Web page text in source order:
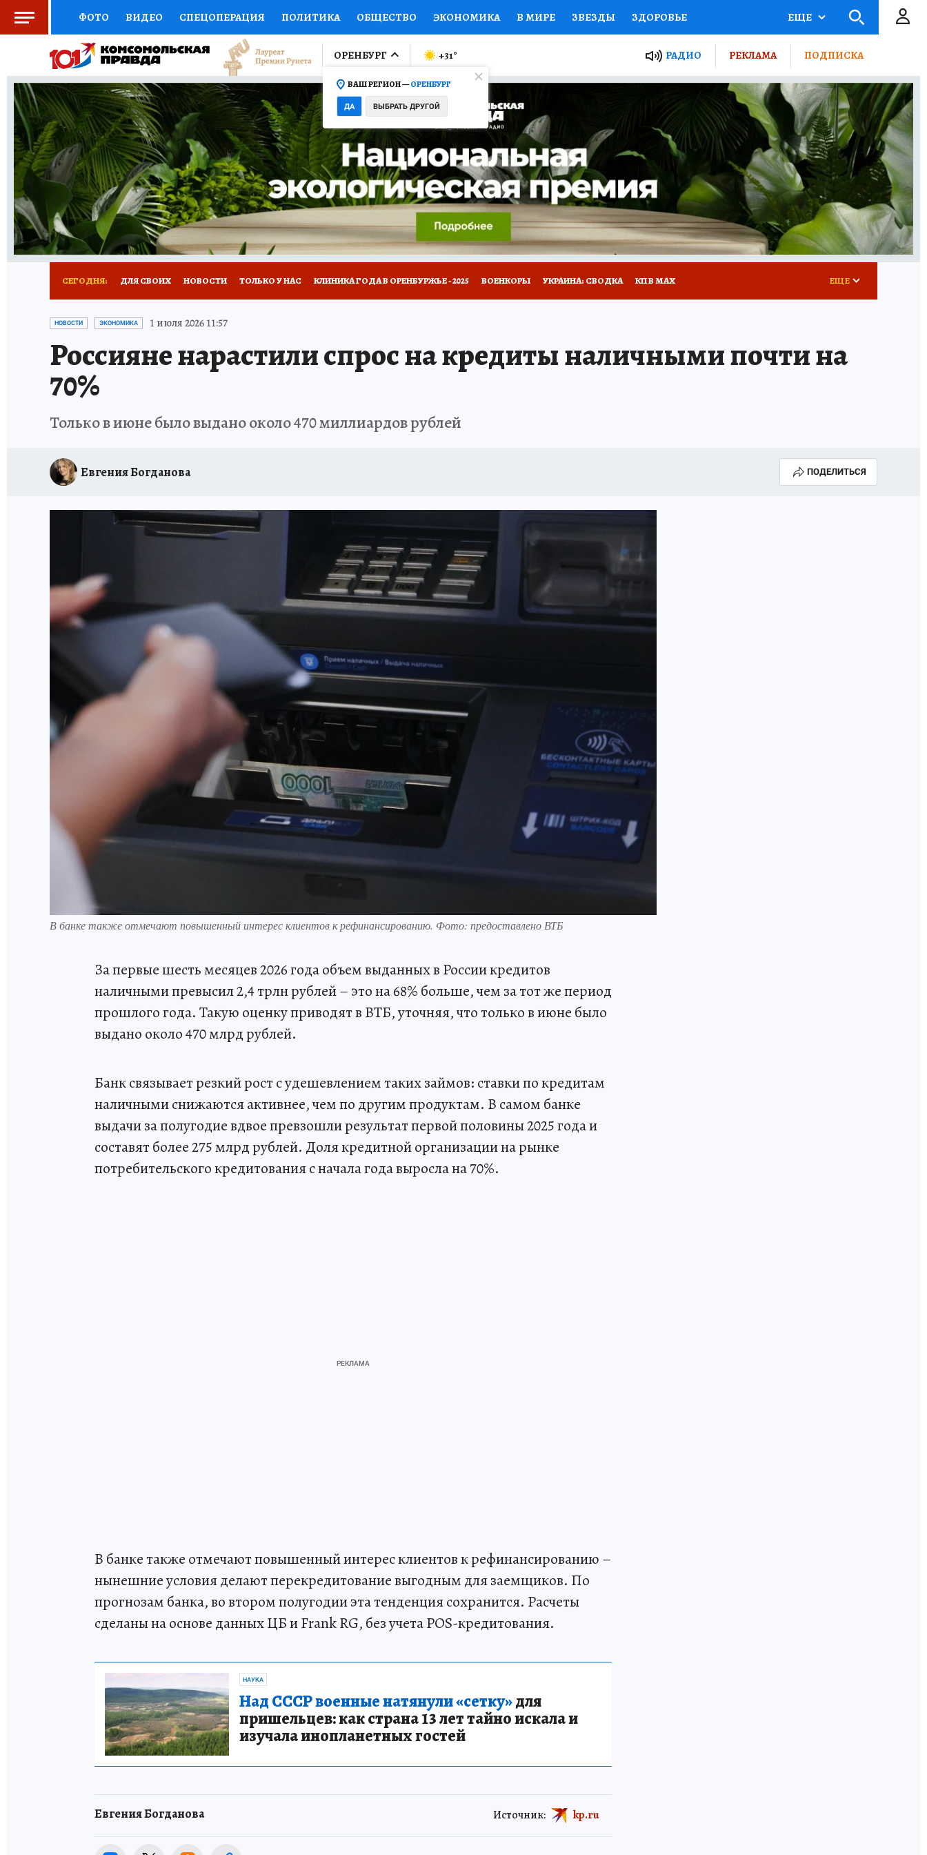
ФОТО ВИДЕО СПЕЦОПЕРАЦИЯ ПОЛИТИКА ОБЩЕСТВО ЭКОНОМИКА В МИРЕ ЗВЕЗДЫ ЗДОРОВЬЕ
СОЦПОДДЕРЖКА НАУКА СПОРТ КОЛУМНИСТЫ ПРОИСШЕСТВИЯ НАЦИОНАЛЬНЫЕ ПРОЕКТЫ РОССИИ
ВЫБОР ЭКСПЕРТОВ ДОКТОР ФИНАНСЫ ОТКРЫВАЕМ МИР Я ЗНАЮ СЕМЬЯ ЖЕНСКИЕ СЕКРЕТЫ ПУТЕВОДИТЕЛЬ
КНИЖНАЯ ПОЛКА ПРОГНОЗЫ НА СПОРТ ПРОМОКОДЫ СЕРИАЛЫ СПЕЦПРОЕКТЫ ДЕФИЦИТ ЖЕЛЕЗА ТУРИЗМ
ПРЕСС-ЦЕНТР НЕДВИЖИМОСТЬ ТЕЛЕВИЗОР КОЛЛЕКЦИИ КОНКУРСЫ РАБОТА У НАС ГИД ПОТРЕБИТЕЛЯ ВСЕ О КП
РАДИО КП РЕКЛАМА ТЕСТЫ НОВОЕ НА САЙТЕ
ЕЩЕ
ОРЕНБУРГ
ВАШ РЕГИОН —ОРЕНБУРГ
ДА ВЫБРАТЬ ДРУГОЙ
+31° РАДИО РЕКЛАМА ПОДПИСКА
СЕГОДНЯ: ДЛЯ СВОИХ НОВОСТИ ТОЛЬКО У НАС КЛИНИКА ГОДА В ОРЕНБУРЖЬЕ - 2025 ВОЕНКОРЫ УКРАИНА: СВОДКА КП В МАХ
СПОРТАКТИВ ОРЕНБУРЖЬЯ - 2025
ИСПЫТАНО НА СЕБЕ
ЕЩЕ
НОВОСТИ ЭКОНОМИКА 1 июля 2026 11:57
Россияне нарастили спрос на кредиты наличными почти на
70%
Только в июне было выдано около 470 миллиардов рублей
Евгения Богданова ПОДЕЛИТЬСЯ
В банке также отмечают повышенный интерес клиентов к рефинансированию. Фото: предоставлено ВТБ
За первые шесть месяцев 2026 года объем выданных в России кредитов
наличными превысил 2,4 трлн рублей – это на 68% больше, чем за тот же период
прошлого года. Такую оценку приводят в ВТБ, уточняя, что только в июне было
выдано около 470 млрд рублей.
Банк связывает резкий рост с удешевлением таких займов: ставки по кредитам
наличными снижаются активнее, чем по другим продуктам. В самом банке
выдачи за полугодие вдвое превзошли результат первой половины 2025 года и
составят более 275 млрд рублей. Доля кредитной организации на рынке
потребительского кредитования с начала года выросла на 70%.
В банке также отмечают повышенный интерес клиентов к рефинансированию –
нынешние условия делают перекредитование выгодным для заемщиков. По
прогнозам банка, во втором полугодии эта тенденция сохранится. Расчеты
сделаны на основе данных ЦБ и Frank RG, без учета POS-кредитования.
НАУКА
Над СССР военные натянули «сетку»для
пришельцев: как страна 13 лет тайно искала и
изучала инопланетных гостей
Евгения Богданова Источник: kp.ru